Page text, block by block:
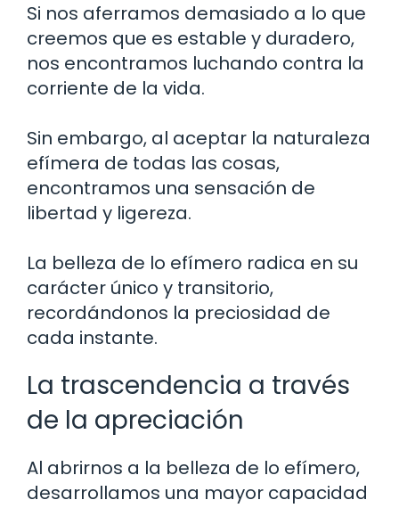
Si nos aferramos demasiado a lo que
creemos que es estable y duradero,
nos encontramos luchando contra la
corriente de la vida.
Sin embargo, al aceptar la naturaleza
efímera de todas las cosas,
encontramos una sensación de
libertad y ligereza.
La belleza de lo efímero radica en su
carácter único y transitorio,
recordándonos la preciosidad de
cada instante.
La trascendencia a través
de la apreciación
Al abrirnos a la belleza de lo efímero,
desarrollamos una mayor capacidad